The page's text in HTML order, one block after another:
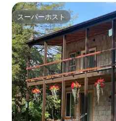
スーパーホスト
スーパーホスト